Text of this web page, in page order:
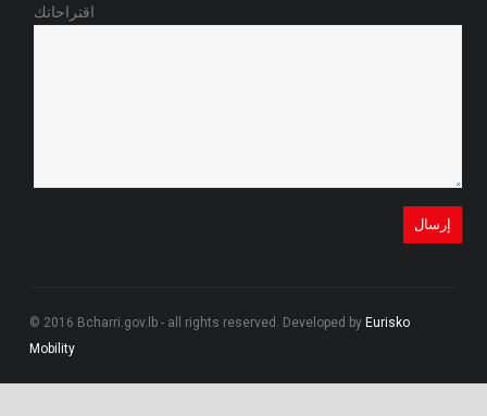
اقتراحاتك
© 2016 Bcharri.gov.lb - all rights reserved. Developed byEurisko
Mobility